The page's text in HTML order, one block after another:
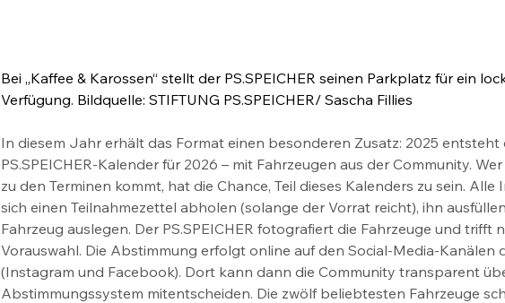
Bei „Kaffee & Karossen“ stellt der PS.SPEICHER seinen Parkplatz für ein
Verfügung. Bildquelle: STIFTUNG PS.SPEICHER/ Sascha Fillies
In diesem Jahr erhält das Format einen besonderen Zusatz: 2025 entsteht
PS.SPEICHER-Kalender für 2026 – mit Fahrzeugen aus der Community.
zu den Terminen kommt, hat die Chance, Teil dieses Kalenders zu sein.
sich einen Teilnahmezettel abholen (solange der Vorrat reicht), ihn
Fahrzeug auslegen. Der PS.SPEICHER fotografiert die Fahrzeuge und trifft
Vorauswahl. Die Abstimmung erfolgt online auf den Social-Media-Kanälen
(Instagram und Facebook). Dort kann dann die Community transparent
Abstimmungssystem mitentscheiden. Die zwölf beliebtesten Fahrzeuge